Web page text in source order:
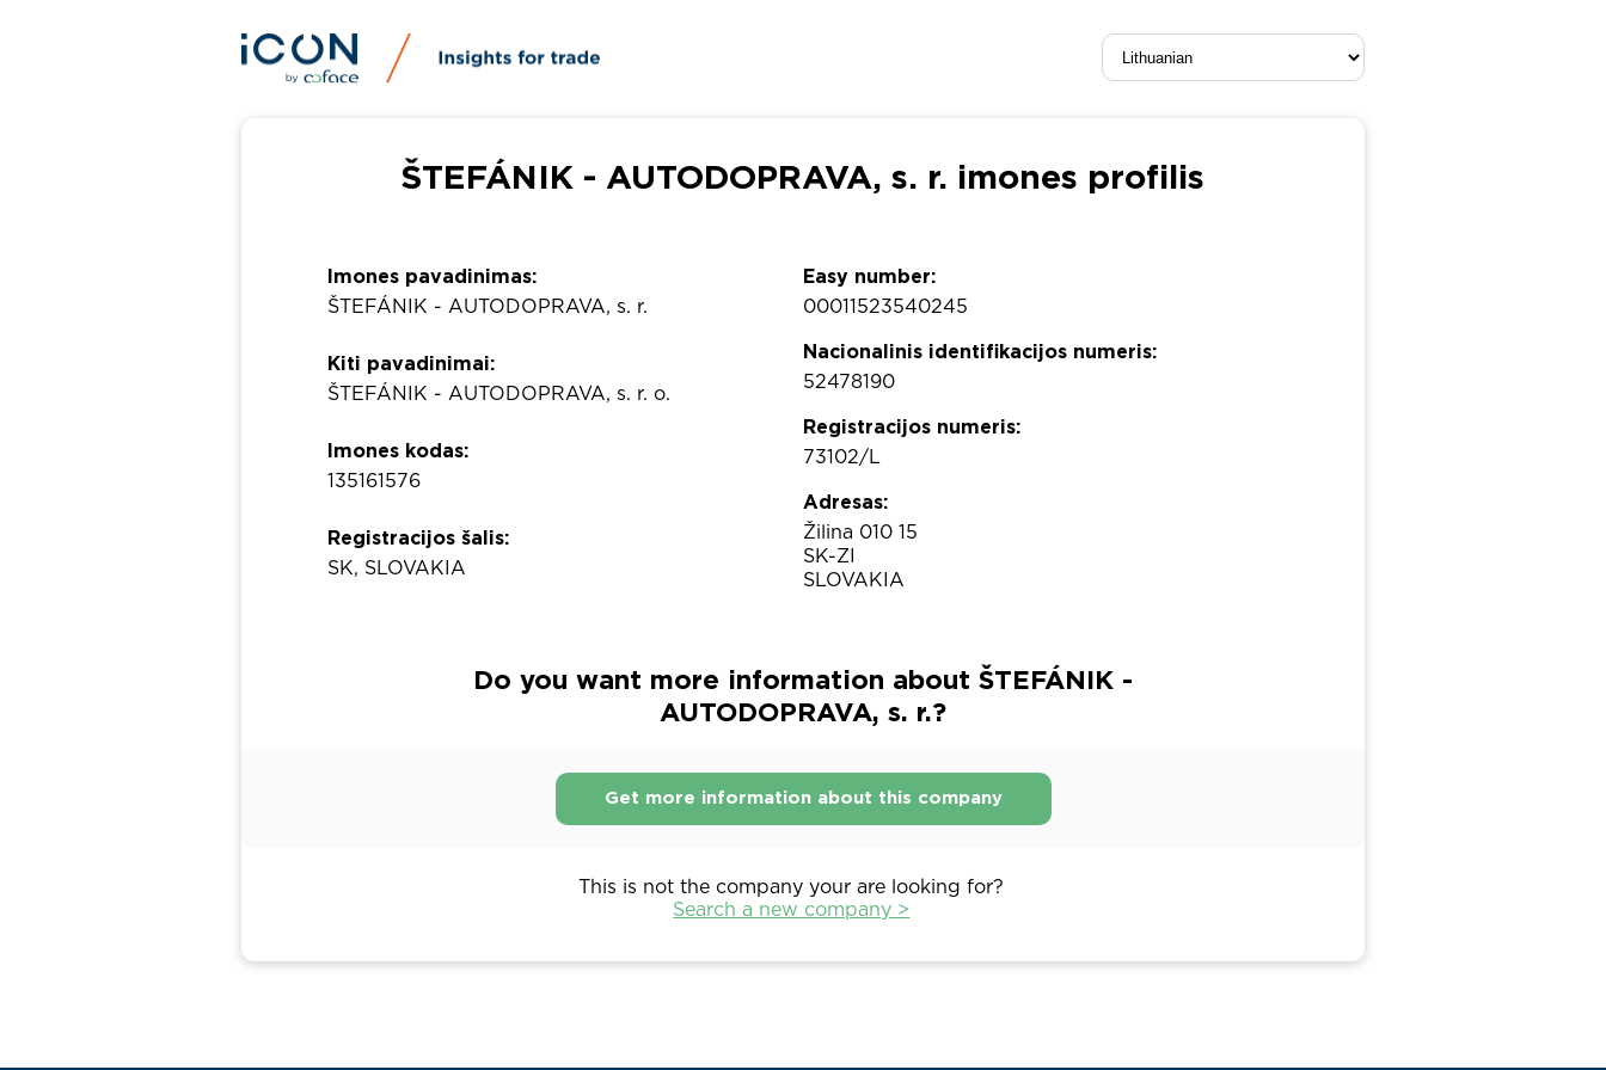
ŠTEFÁNIK - AUTODOPRAVA, s. r. imones profilis
Imones pavadinimas:
ŠTEFÁNIK - AUTODOPRAVA, s. r.
Kiti pavadinimai:
ŠTEFÁNIK - AUTODOPRAVA, s. r. o.
Imones kodas:
135161576
Registracijos šalis:
SK, SLOVAKIA
Easy number:
00011523540245
Nacionalinis identifikacijos numeris:
52478190
Registracijos numeris:
73102/L
Adresas:
Žilina 010 15
SK-ZI
SLOVAKIA
Do you want more information about ŠTEFÁNIK -
AUTODOPRAVA, s. r.?
Get more information about this company
This is not the company your are looking for?
Search a new company >